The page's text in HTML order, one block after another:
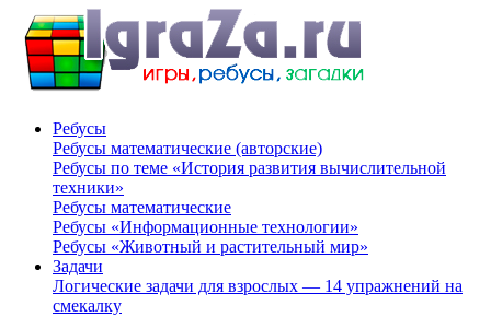
Ребусы
Ребусы математические (авторские)
Ребусы по теме «История развития вычислительной
техники»
Ребусы математические
Ребусы «Информационные технологии»
Ребусы «Животный и растительный мир»
Задачи
Логические задачи для взрослых — 14 упражнений на
смекалку